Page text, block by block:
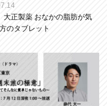
大正製薬 おなかの脂肪が気
のタブレット